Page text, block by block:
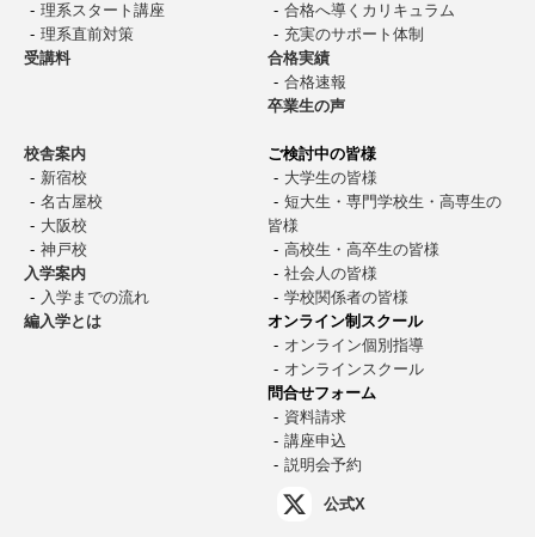
理系スタート講座
理系直前対策
受講料
合格へ導くカリキュラム
充実のサポート体制
合格実績
合格速報
卒業生の声
校舎案内
新宿校
名古屋校
大阪校
神戸校
入学案内
入学までの流れ
編入学とは
ご検討中の皆様
大学生の皆様
短大生・専門学校生・高専生の
皆様
高校生・高卒生の皆様
社会人の皆様
学校関係者の皆様
オンライン制スクール
オンライン個別指導
オンラインスクール
問合せフォーム
資料請求
講座申込
説明会予約
公式X